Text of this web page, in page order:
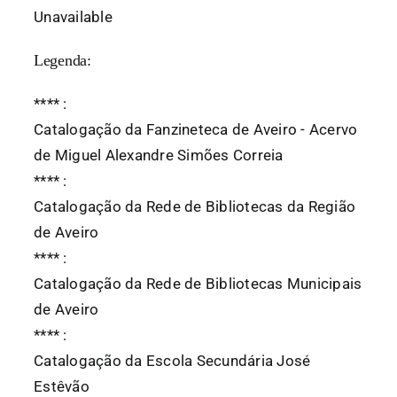
Unavailable
Legenda:
**** :
Catalogação da Fanzineteca de Aveiro - Acervo
de Miguel Alexandre Simões Correia
**** :
Catalogação da Rede de Bibliotecas da Região
de Aveiro
**** :
Catalogação da Rede de Bibliotecas Municipais
de Aveiro
**** :
Catalogação da Escola Secundária José
Estêvão